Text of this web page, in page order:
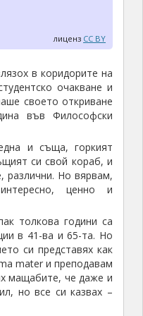
лиценз CC BY
в коридорите на
очакване и
своето откриване
във Философски
и съща, горкият
си свой кораб, и
различни. Но вярвам,
ценно и
толкова години са
в 41-ва и 65-та. Но
си представях как
mater и преподавам
мащабите, че даже и
но все си казвах –